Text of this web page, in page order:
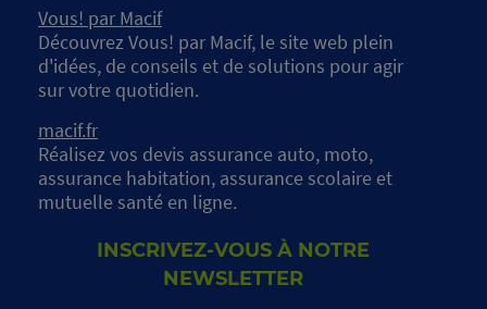
Vous! par Macif
Découvrez Vous! par Macif, le site web plein
d'idées, de conseils et de solutions pour agir
sur votre quotidien.
macif.fr
Réalisez vos devis assurance auto, moto,
assurance habitation, assurance scolaire et
mutuelle santé en ligne.
INSCRIVEZ-VOUS À NOTRE
NEWSLETTER